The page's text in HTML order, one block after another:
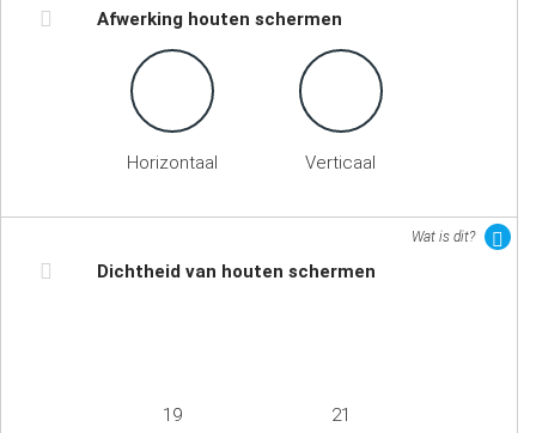
Afwerking houten schermen
Horizontaal Verticaal
Wat is dit?
Dichtheid van houten schermen
19 21